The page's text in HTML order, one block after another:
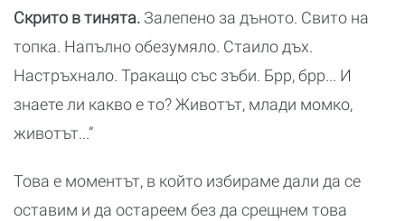
Скрито в тинята. Залепено за дъното. Свито на
топка. Напълно обезумяло. Стаило дъх.
Настръхнало. Тракащо със зъби. Брр, брр... И
знаете ли какво е то? Животът, млади момко,
животът...”
Това е моментът, в който избираме дали да се
оставим и да остареем без да срещнем това